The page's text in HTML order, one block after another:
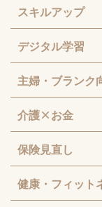
スキルアップ
デジタル学習
主婦・ブランク
介護×お金
保険見直し
健康・フィット